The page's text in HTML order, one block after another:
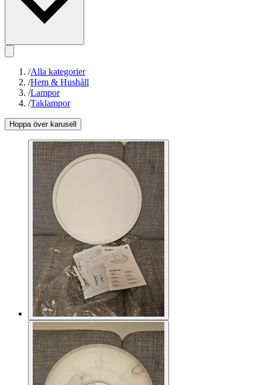
/Alla kategorier
/Hem & Hushåll
/Lampor
/Taklampor
Hoppa över karusell